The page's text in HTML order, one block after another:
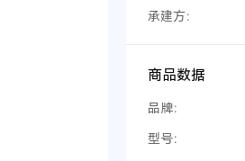
承建方：
商品数据
品牌：
型号：